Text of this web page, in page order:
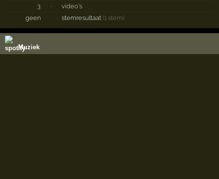
3
·
video's
geen
stemresultaat(1 stem)
Muziek